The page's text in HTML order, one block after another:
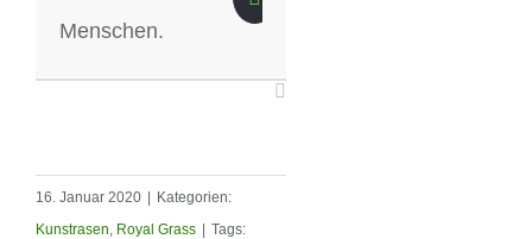
Menschen.
16. Januar 2020 | Kategorien:
Kunstrasen Royal Grass | Tags: